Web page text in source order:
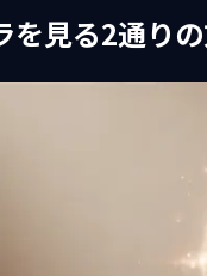
を見る2通り